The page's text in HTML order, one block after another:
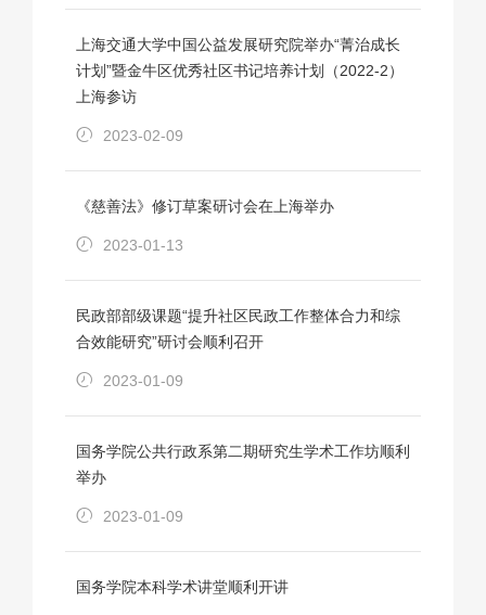
上海交通大学中国公益发展研究院举办“菁治成长
计划”暨金牛区优秀社区书记培养计划（2022-2）
上海参访
2023-02-09
《慈善法》修订草案研讨会在上海举办
2023-01-13
民政部部级课题“提升社区民政工作整体合力和综
合效能研究”研讨会顺利召开
2023-01-09
国务学院公共行政系第二期研究生学术工作坊顺利
举办
2023-01-09
国务学院本科学术讲堂顺利开讲